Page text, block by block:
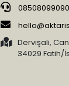
08508099090
Dervişali,
34029 Fatih/